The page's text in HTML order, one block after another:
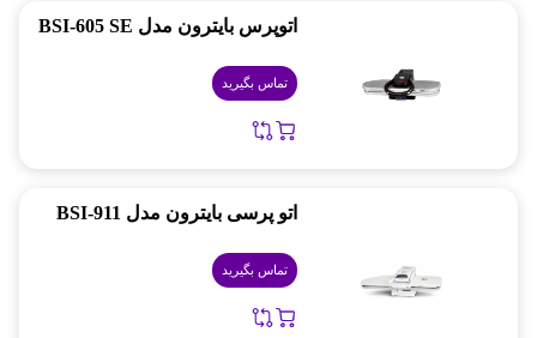
اتوپرس بایترون مدل BSI-605 SE
تماس بگیرید
اتو پرسی بایترون مدل BSI-911
تماس بگیرید